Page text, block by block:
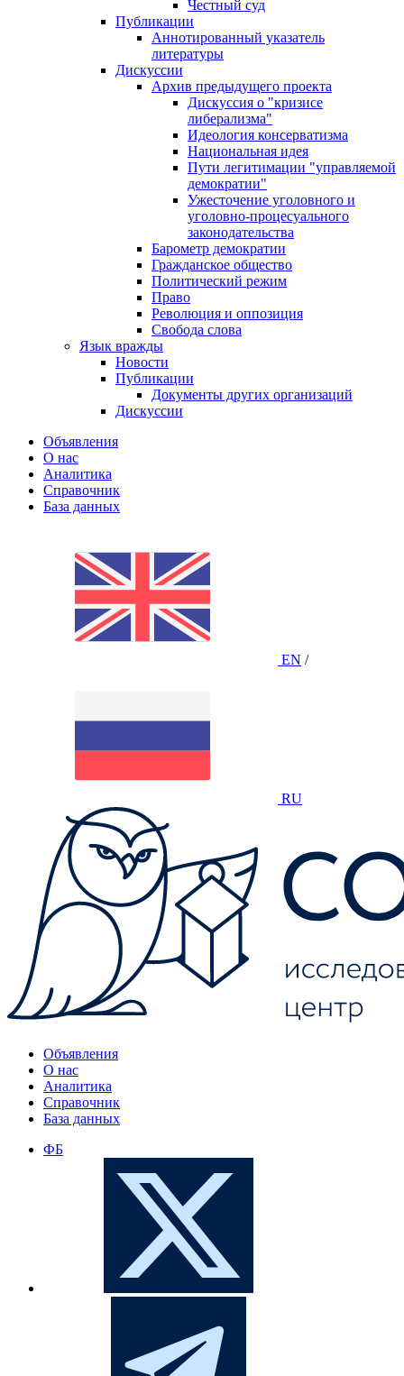
Честный суд
Публикации
Аннотированный указатель
литературы
Дискуссии
Архив предыдущего проекта
Дискуссия о "кризисе
либерализма"
Идеология консерватизма
Национальная идея
Пути легитимации "управляемой
демократии"
Ужесточение уголовного и
уголовно-процесуального
законодательства
Барометр демократии
Гражданское общество
Политический режим
Право
Революция и оппозиция
Свобода слова
Язык вражды
Новости
Публикации
Документы других организаций
Дискуссии
Объявления
О нас
Аналитика
Справочник
База данных
EN /
RU
Объявления
О нас
Аналитика
Справочник
База данных
ФБ